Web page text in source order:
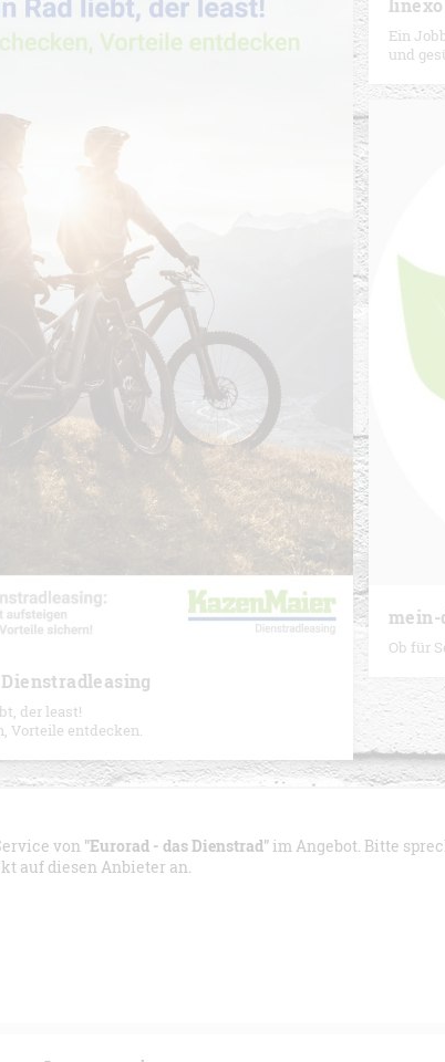
der least!
Vorteile entdecken.
linexo
Ein
und
mein-
Ob für
von "Eurorad - das Dienstrad" im Angebot. Bitte
auf diesen Anbieter an.